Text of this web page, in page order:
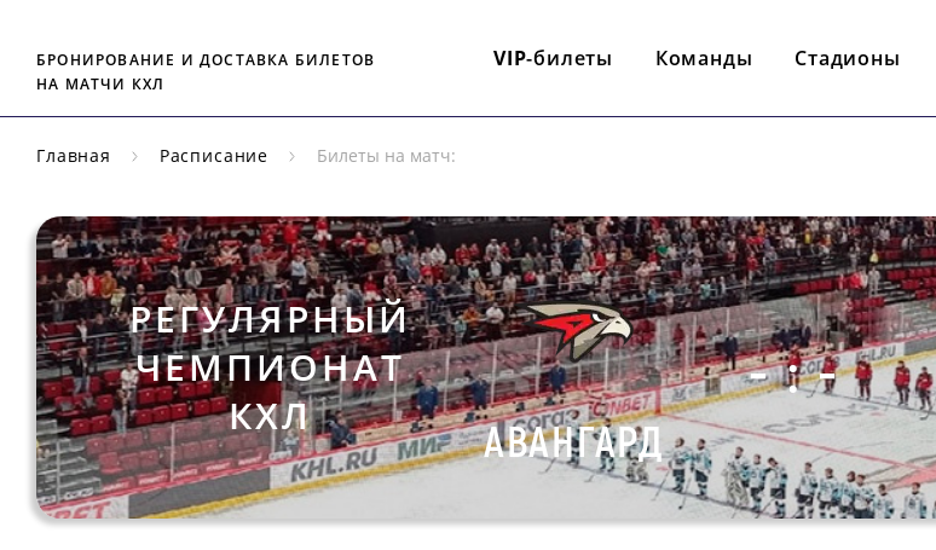
БРОНИРОВАНИЕ И ДОСТАВКА БИЛЕТОВ
НА МАТЧИ КХЛ
VIP-билеты Команды Стадионы
Главная Расписание Билеты на матч:
РЕГУЛЯРНЫЙ
ЧЕМПИОНАТ
КХЛ
АВАНГАРД
- : -